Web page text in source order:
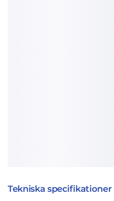
Tekniska specifikationer